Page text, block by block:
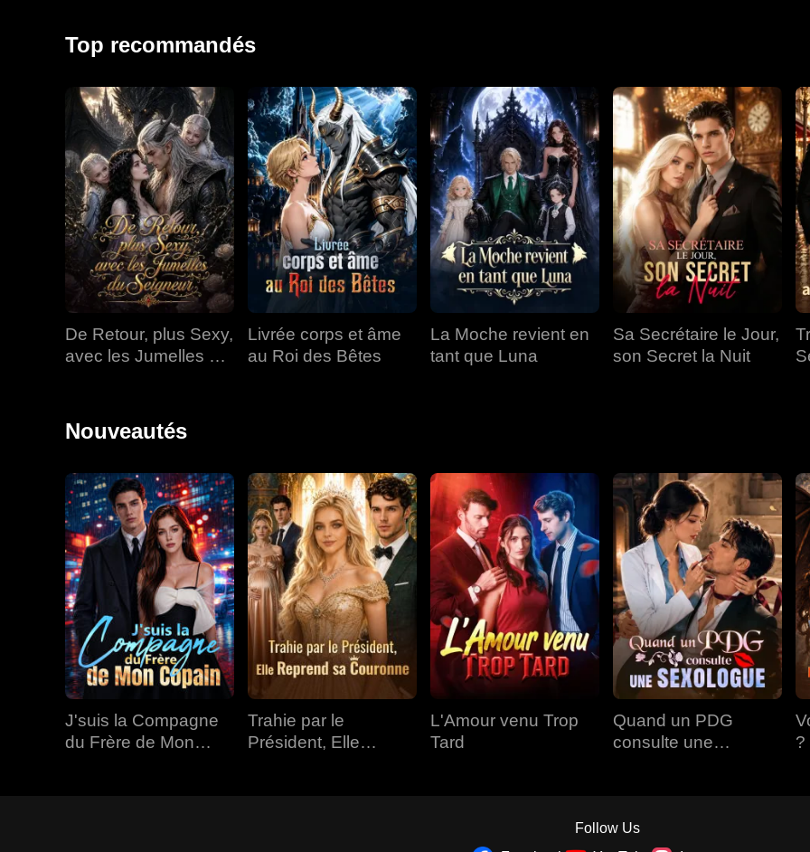
Top recommandés
De Retour, plus Sexy,
avec les Jumelles du
Livrée corps et âme
au Roi des Bêtes
La Moche revient en
tant que Luna
Sa Secrétaire le Jour,
son Secret la Nuit
Nouveautés
J'suis la Compagne
du Frère de Mon
Trahie par le
Président, Elle
L'Amour venu Trop
Tard
Quand un PDG
consulte une
?
Follow Us